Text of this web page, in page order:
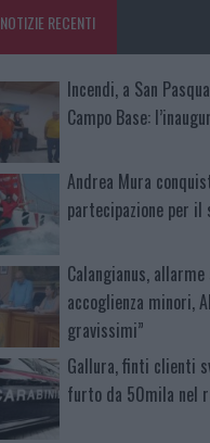
NOTIZIE RECENTI
Incendi, a San
Campo Base:
Andrea Mura
partecipazione per il
Calangianus,
accoglienza minori,
gravissimi”
Gallura, finti clienti
furto da 50mila nel